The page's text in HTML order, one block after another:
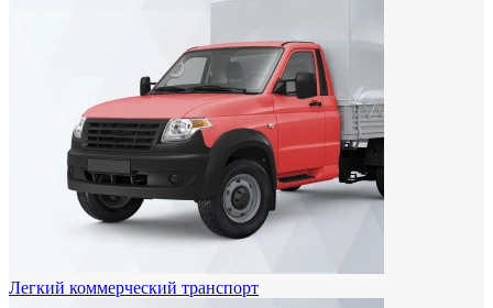
Легкий коммерческий транспорт